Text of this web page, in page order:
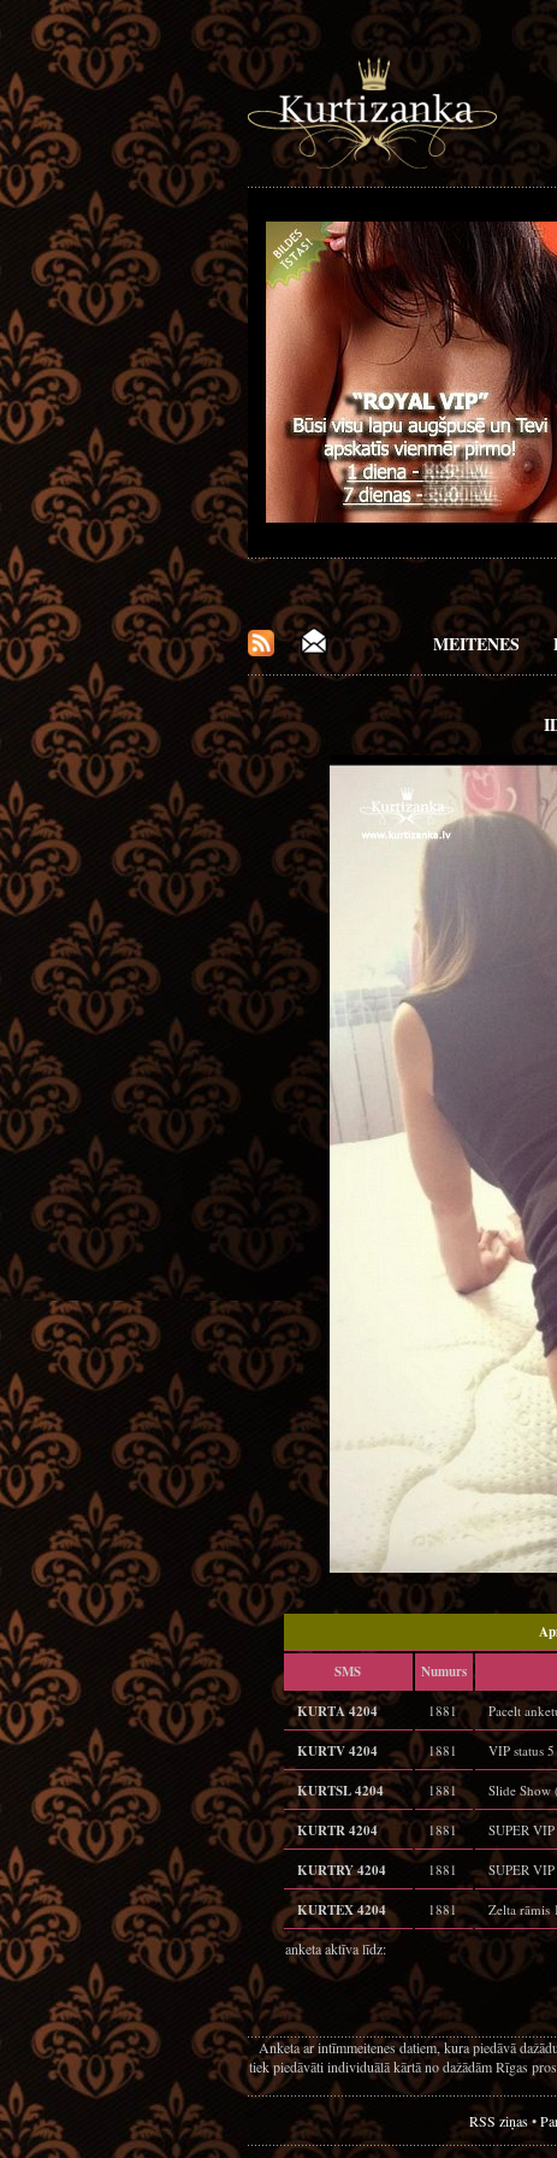
MEITENES
SMS Numurs
KURTA 4204 1881 Pacelt
KURTV 4204 1881 VIP status
KURTSL 4204 1881 Slide Show
KURTR 4204 1881 SUPER
KURTRY 4204 1881 SUPER
KURTEX 4204 1881 Zelta rāmis
anketa aktīva līdz:
Anketa ar intīmmeitenes datiem, kura piedāvā
tiek piedāvāti individuālā kārtā no dažādām Rīgas
RSS ziņas•